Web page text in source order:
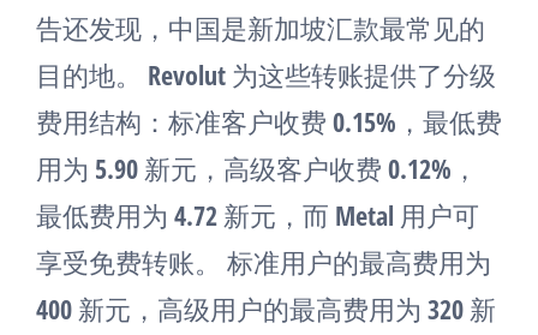
告还发现，中国是新加坡汇款最常见的
目的地。 Revolut 为这些转账提供了分级
费用结构：标准客户收费 0.15%，最低费
用为 5.90 新元，高级客户收费 0.12%，
最低费用为 4.72 新元，而 Metal 用户可
享受免费转账。 标准用户的最高费用为
400 新元，高级用户的最高费用为 320 新